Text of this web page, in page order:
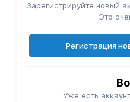
Зарегистрируйте новый
Это
Регистрация
Уже есть